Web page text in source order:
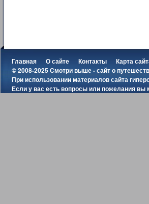
Главная О сайте Контакты Карта
© 2008-2025 Смотри выше - сайт о
При использовании материалов сайта
Если у вас есть вопросы или пожелания вы